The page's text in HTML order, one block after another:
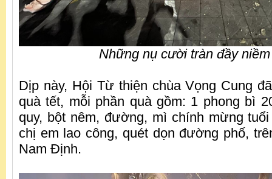
Những nụ cười tràn đầy
Dịp này, Hội Từ thiện chùa Vọng Cung
quà tết, mỗi phần quà gồm: 1 phong bì
quy, bột nêm, đường, mì chính mừng
chị em lao công, quét dọn đường phố,
Nam Định.